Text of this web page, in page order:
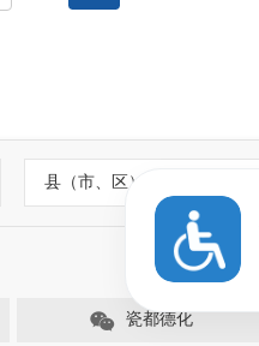
县（市、区）政府网站
瓷都德化